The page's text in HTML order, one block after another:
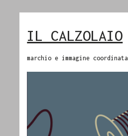
IL CALZOLAIO
marchio e immagine coordinata